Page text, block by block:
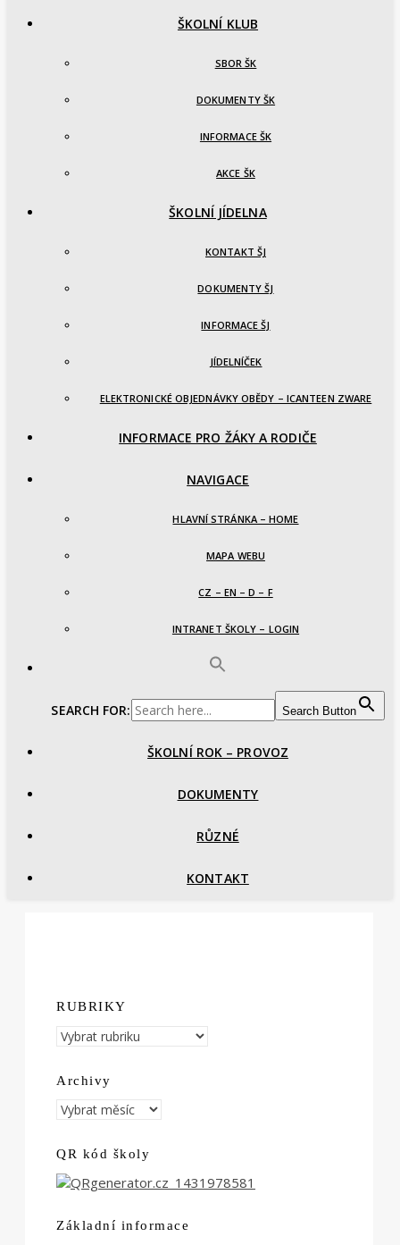
ŠKOLNÍ KLUB
SBOR ŠK
DOKUMENTY ŠK
INFORMACE ŠK
AKCE ŠK
ŠKOLNÍ JÍDELNA
KONTAKT ŠJ
DOKUMENTY ŠJ
INFORMACE ŠJ
JÍDELNÍČEK
ELEKTRONICKÉ OBJEDNÁVKY OBĚDY – ICANTEEN ZWARE
INFORMACE PRO ŽÁKY A RODIČE
NAVIGACE
HLAVNÍ STRÁNKA – HOME
MAPA WEBU
CZ – EN – D – F
INTRANET ŠKOLY – LOGIN
SEARCH FOR: Search Button
ŠKOLNÍ ROK – PROVOZ
DOKUMENTY
RŮZNÉ
KONTAKT
RUBRIKY
RUBRIKY
Archivy
Archivy
QR kód školy
Základní informace